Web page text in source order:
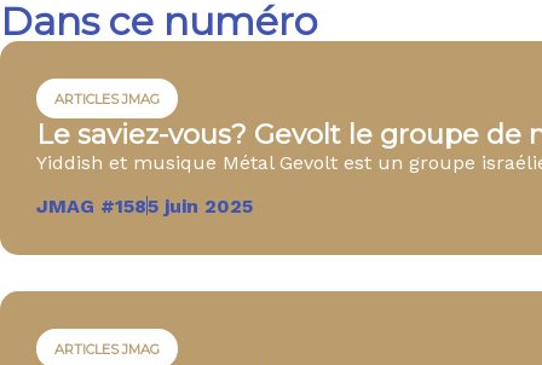
Dans ce numéro
ARTICLES JMAG
Le saviez-vous? Gevolt le groupe de
Yiddish et musique Métal Gevolt est un groupe
JMAG #1585 juin 2025
ARTICLES JMAG